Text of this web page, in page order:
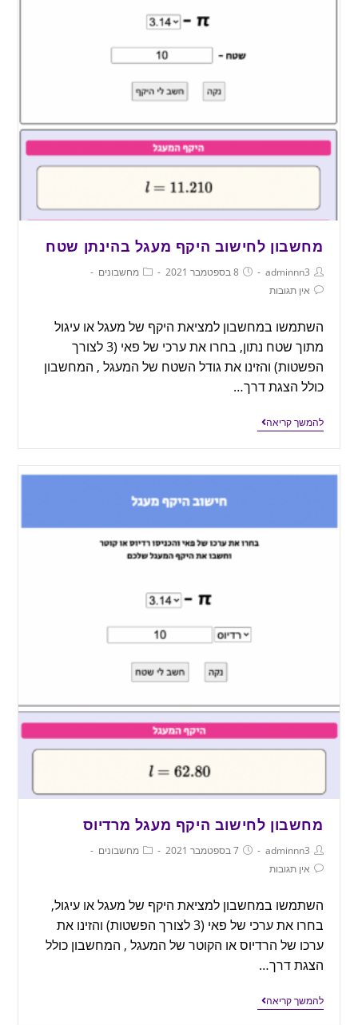
מחשבון לחישוב היקף מעגל בהינתן שטח
adminnn3 8 בספטמבר 2021
מחשבונים
אין תגובות
השתמשו במחשבון למציאת היקף של מעגל או עיגול
מתוך שטח נתון, בחרו את ערכי של פאי (3 לצורך
הפשטות) והזינו את גודל השטח של המעגל , המחשבון
כולל הצגת דרך…
להמשך קריאה
מחשבון לחישוב היקף מעגל מרדיוס
adminnn3 7 בספטמבר 2021
מחשבונים
אין תגובות
השתמשו במחשבון למציאת היקף של מעגל או עיגול,
בחרו את ערכי של פאי (3 לצורך הפשטות) והזינו את
ערכו של הרדיוס או הקוטר של המעגל , המחשבון כולל
הצגת דרך…
להמשך קריאה